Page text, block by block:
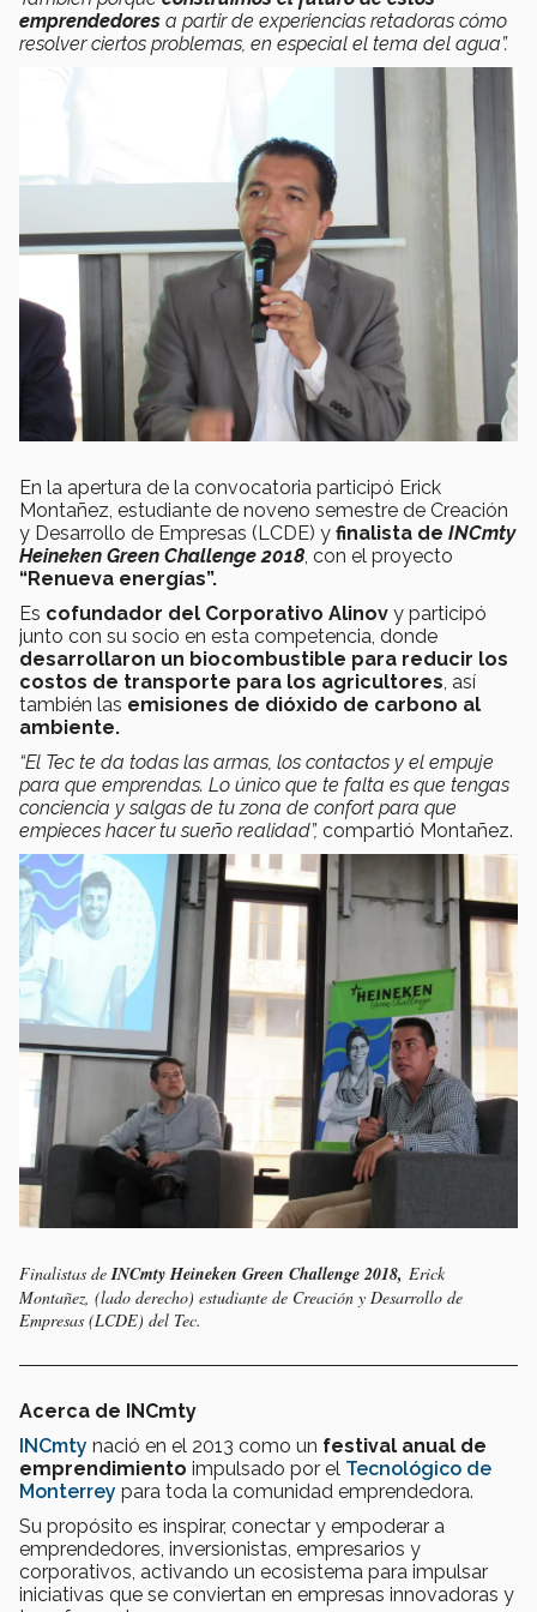
emprendedores a partir de experiencias retadoras cómo
resolver ciertos problemas, en especial el tema del agua”.
En la apertura de la convocatoria participó Erick
Montañez, estudiante de noveno semestre de Creación
y Desarrollo de Empresas (LCDE) y finalista de INCmty
Heineken Green Challenge 2018 , con el proyecto
“Renueva energías”.
Es cofundador del Corporativo Alinov y participó
junto con su socio en esta competencia, donde
desarrollaron un biocombustible para reducir los
costos de transporte para los agricultores , así
también las emisiones de dióxido de carbono al
ambiente.
“El Tec te da todas las armas, los contactos y el empuje
para que emprendas. Lo único que te falta es que tengas
conciencia y salgas de tu zona de confort para que
empieces hacer tu sueño realidad”, compartió Montañez.
Finalistas de INCmty Heineken Green Challenge 2018, Erick
Montañez, (lado derecho) estudiante de Creación y Desarrollo de
Empresas (LCDE) del Tec.​​
Acerca de INCmty
INCmty nació en el 2013 como un festival anual de
emprendimiento impulsado por el Tecnológico de
Monterrey para toda la comunidad emprendedora.
Su propósito es inspirar, conectar y empoderar a
emprendedores, inversionistas, empresarios y
corporativos, activando un ecosistema para impulsar
iniciativas que se conviertan en empresas innovadoras y